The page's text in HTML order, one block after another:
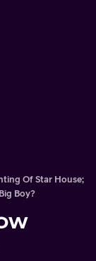
Of Star House;
Boy?